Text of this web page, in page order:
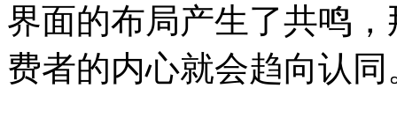
界面的布局产生了共鸣
费者的内心就会趋向认同